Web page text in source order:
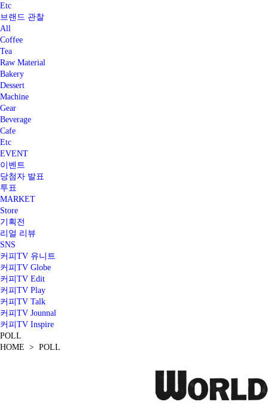
Etc
브랜드 관찰
All
Coffee
Tea
Raw Material
Bakery
Dessert
Machine
Gear
Beverage
Cafe
Etc
EVENT
이벤트
당첨자 발표
투표
MARKET
Store
기획전
리얼 리뷰
SNS
커피TV 유니트
커피TV Globe
커피TV Edit
커피TV Play
커피TV Talk
커피TV Jounnal
커피TV Inspire
POLL
HOME > POLL